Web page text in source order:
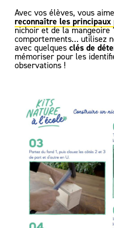
Avec vos élèves, vous
reconnaître les principaux
nichoir et de la mangeoire
comportements… utilisez
avec quelques clés de
mémoriser pour les
observations !